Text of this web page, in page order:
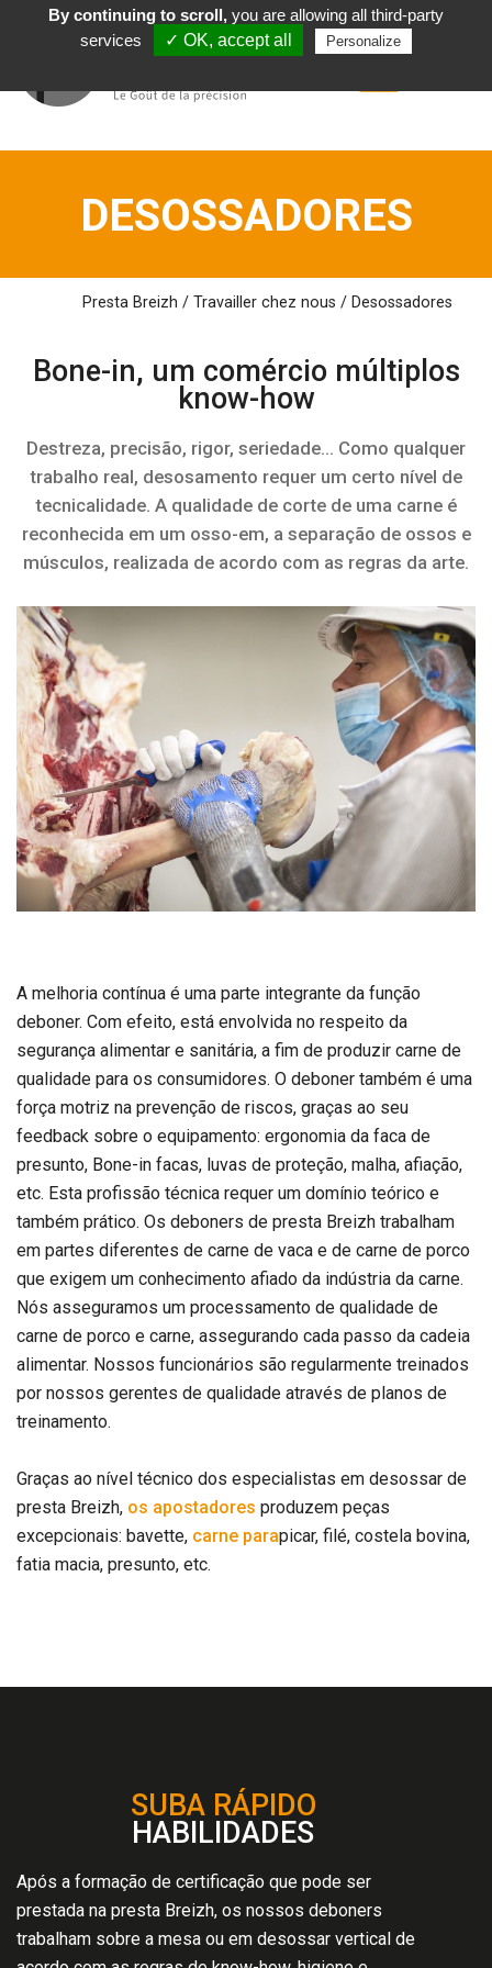
Português
DESOSSADORES
Presta Breizh / Travailler chez nous / Desossadores
Bone-in, um comérciomúltiplos
know-how
Destreza, precisão, rigor, seriedade... Como qualquer
trabalho real, desosamento requer um certo nível de
tecnicalidade. A qualidade de corte de uma carne é
reconhecida em um osso-em, a separação de ossos e
músculos, realizada de acordo com as regras da arte.
A melhoria contínua é uma parte integrante da função
deboner. Com efeito, está envolvida no respeito da
segurança alimentar e sanitária, a fim de produzir carne de
qualidade para os consumidores. O deboner também é uma
força motriz na prevenção de riscos, graças ao seu
feedback sobre o equipamento: ergonomia da faca de
presunto, Bone-in facas, luvas de proteção, malha, afiação,
etc. Esta profissão técnica requer um domínio teórico e
também prático. Os deboners de presta Breizh trabalham
em partes diferentes de carne de vaca e de carne de porco
que exigem um conhecimento afiado da indústria da carne.
Nós asseguramos um processamento de qualidade de
carne de porco e carne, assegurando cada passo da cadeia
alimentar. Nossos funcionários são regularmente treinados
por nossos gerentes de qualidade através de planos de
treinamento.
Graças ao nível técnico dos especialistas em desossar de
presta Breizh, os apostadores produzem peças
excepcionais: bavette, carne parapicar, filé, costela bovina,
fatia macia, presunto, etc.
SUBA RÁPIDO
HABILIDADES
Após a formação de certificação que pode ser
prestada na presta Breizh, os nossos deboners
trabalham sobre a mesa ou em desossar vertical de
By continuing to scroll,you are allowing all third-party
services
✓ OK, accept all Personalize